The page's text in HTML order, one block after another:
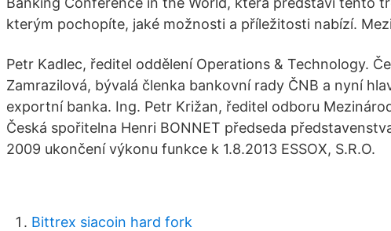
kterým pochopíte, jaké možnosti a příležitosti nabízí. Mezi
Petr Kadlec, ředitel oddělení Operations & Technology.
Zamrazilová, bývalá členka bankovní rady ČNB a nyní
exportní banka. Ing. Petr Križan, ředitel odboru
Česká spořitelna Henri BONNET předseda
2009 ukončení výkonu funkce k 1.8.2013 ESSOX, S.R.O.
Bittrex siacoin hard fork